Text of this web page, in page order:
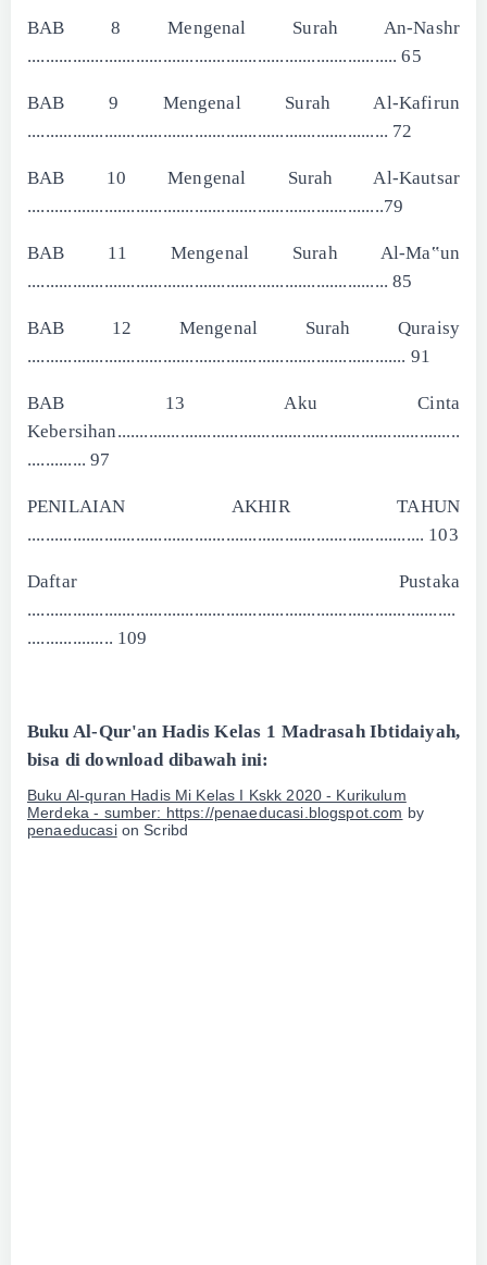
BAB 8 Mengenal Surah An-Nashr
.................................................................................. 65
BAB 9 Mengenal Surah Al-Kafirun
................................................................................ 72
BAB 10 Mengenal Surah Al-Kautsar
...............................................................................79
BAB 11 Mengenal Surah Al-Ma‟un
................................................................................ 85
BAB 12 Mengenal Surah Quraisy
.................................................................................... 91
BAB 13 Aku Cinta
Kebersihan............................................................................
............. 97
PENILAIAN AKHIR TAHUN
........................................................................................ 103
Daftar Pustaka
...............................................................................................
................... 109
Buku Al-Qur'an Hadis Kelas 1 Madrasah Ibtidaiyah,
bisa di download dibawah ini:
Buku Al-quran Hadis Mi Kelas I Kskk 2020 - Kurikulum
Merdeka - sumber: https://penaeducasi.blogspot.com by
penaeducasion Scribd